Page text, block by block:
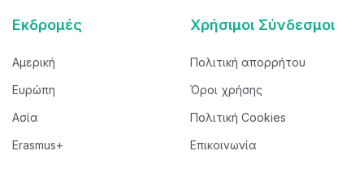
Εκδρομές
Αμερική
Ευρώπη
Ασία
Erasmus+
Χρήσιμοι Σύνδεσμοι
Πολιτική απορρήτου
Όροι χρήσης
Πολιτική Cookies
Επικοινωνία